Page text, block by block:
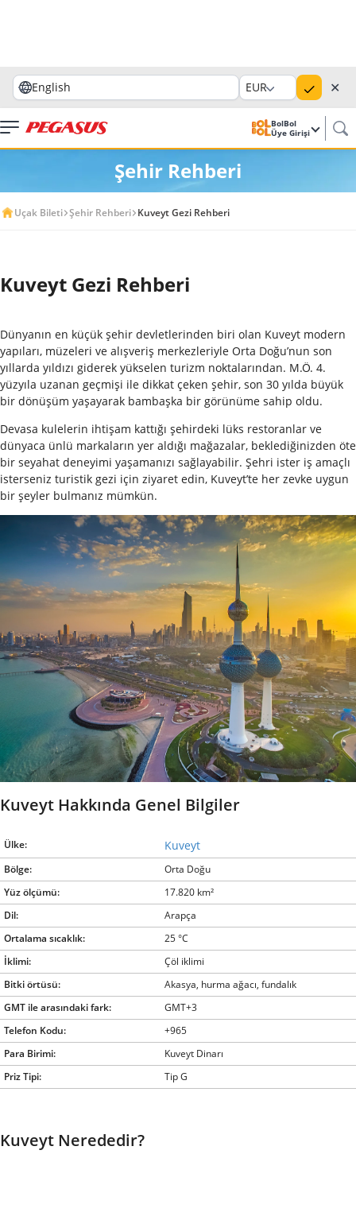
English EUR ✕
BolBol
Üye Girişi
Şehir Rehberi
Uçak Bileti Şehir Rehberi Kuveyt Gezi Rehberi
Kuveyt Gezi Rehberi
Dünyanın en küçük şehir devletlerinden biri olan Kuveyt modern
yapıları, müzeleri ve alışveriş merkezleriyle Orta Doğu’nun son
yıllarda yıldızı giderek yükselen turizm noktalarından. M.Ö. 4.
yüzyıla uzanan geçmişi ile dikkat çeken şehir, son 30 yılda büyük
bir dönüşüm yaşayarak bambaşka bir görünüme sahip oldu.
Devasa kulelerin ihtişam kattığı şehirdeki lüks restoranlar ve
dünyaca ünlü markaların yer aldığı mağazalar, beklediğinizden öte
bir seyahat deneyimi yaşamanızı sağlayabilir. Şehri ister iş amaçlı
isterseniz turistik gezi için ziyaret edin, Kuveyt’te her zevke uygun
bir şeyler bulmanız mümkün.
Kuveyt Hakkında Genel Bilgiler
Ülke: Kuveyt
Bölge:
Orta Doğu
Yüz ölçümü:
17.820 km²
Dil:
Arapça
Ortalama sıcaklık:
25 °C
İklimi:
Çöl iklimi
Bitki örtüsü:
Akasya, hurma ağacı, fundalık
GMT ile arasındaki fark:
GMT+3
Telefon Kodu:
+965
Para Birimi:
Kuveyt Dinarı
Priz Tipi:
Tip G
Kuveyt Nerededir?